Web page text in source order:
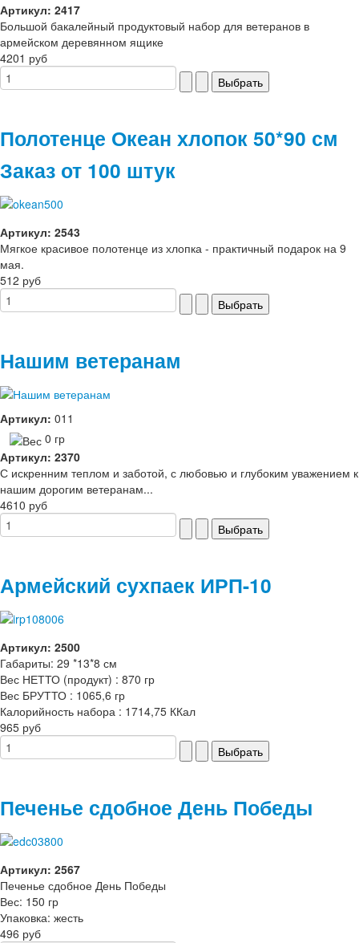
Артикул: 2417
Большой бакалейный продуктовый набор для ветеранов в
армейском деревянном ящике
4201 руб
Полотенце Океан хлопок 50*90 см
Заказ от 100 штук
Артикул: 2543
Мягкое красивое полотенце из хлопка - практичный подарок на 9
мая.
512 руб
Нашим ветеранам
Артикул: 011
0 гр
Артикул: 2370
С искренним теплом и заботой, с любовью и глубоким уважением к
нашим дорогим ветеранам...
4610 руб
Армейский сухпаек ИРП-10
Артикул: 2500
Габариты: 29 *13*8 см
Вес НЕТТО (продукт) : 870 гр
Вес БРУТТО : 1065,6 гр
Калорийность набора : 1714,75 ККал
965 руб
Печенье сдобное День Победы
Артикул: 2567
Печенье сдобное День Победы
Вес: 150 гр
Упаковка: жесть
496 руб